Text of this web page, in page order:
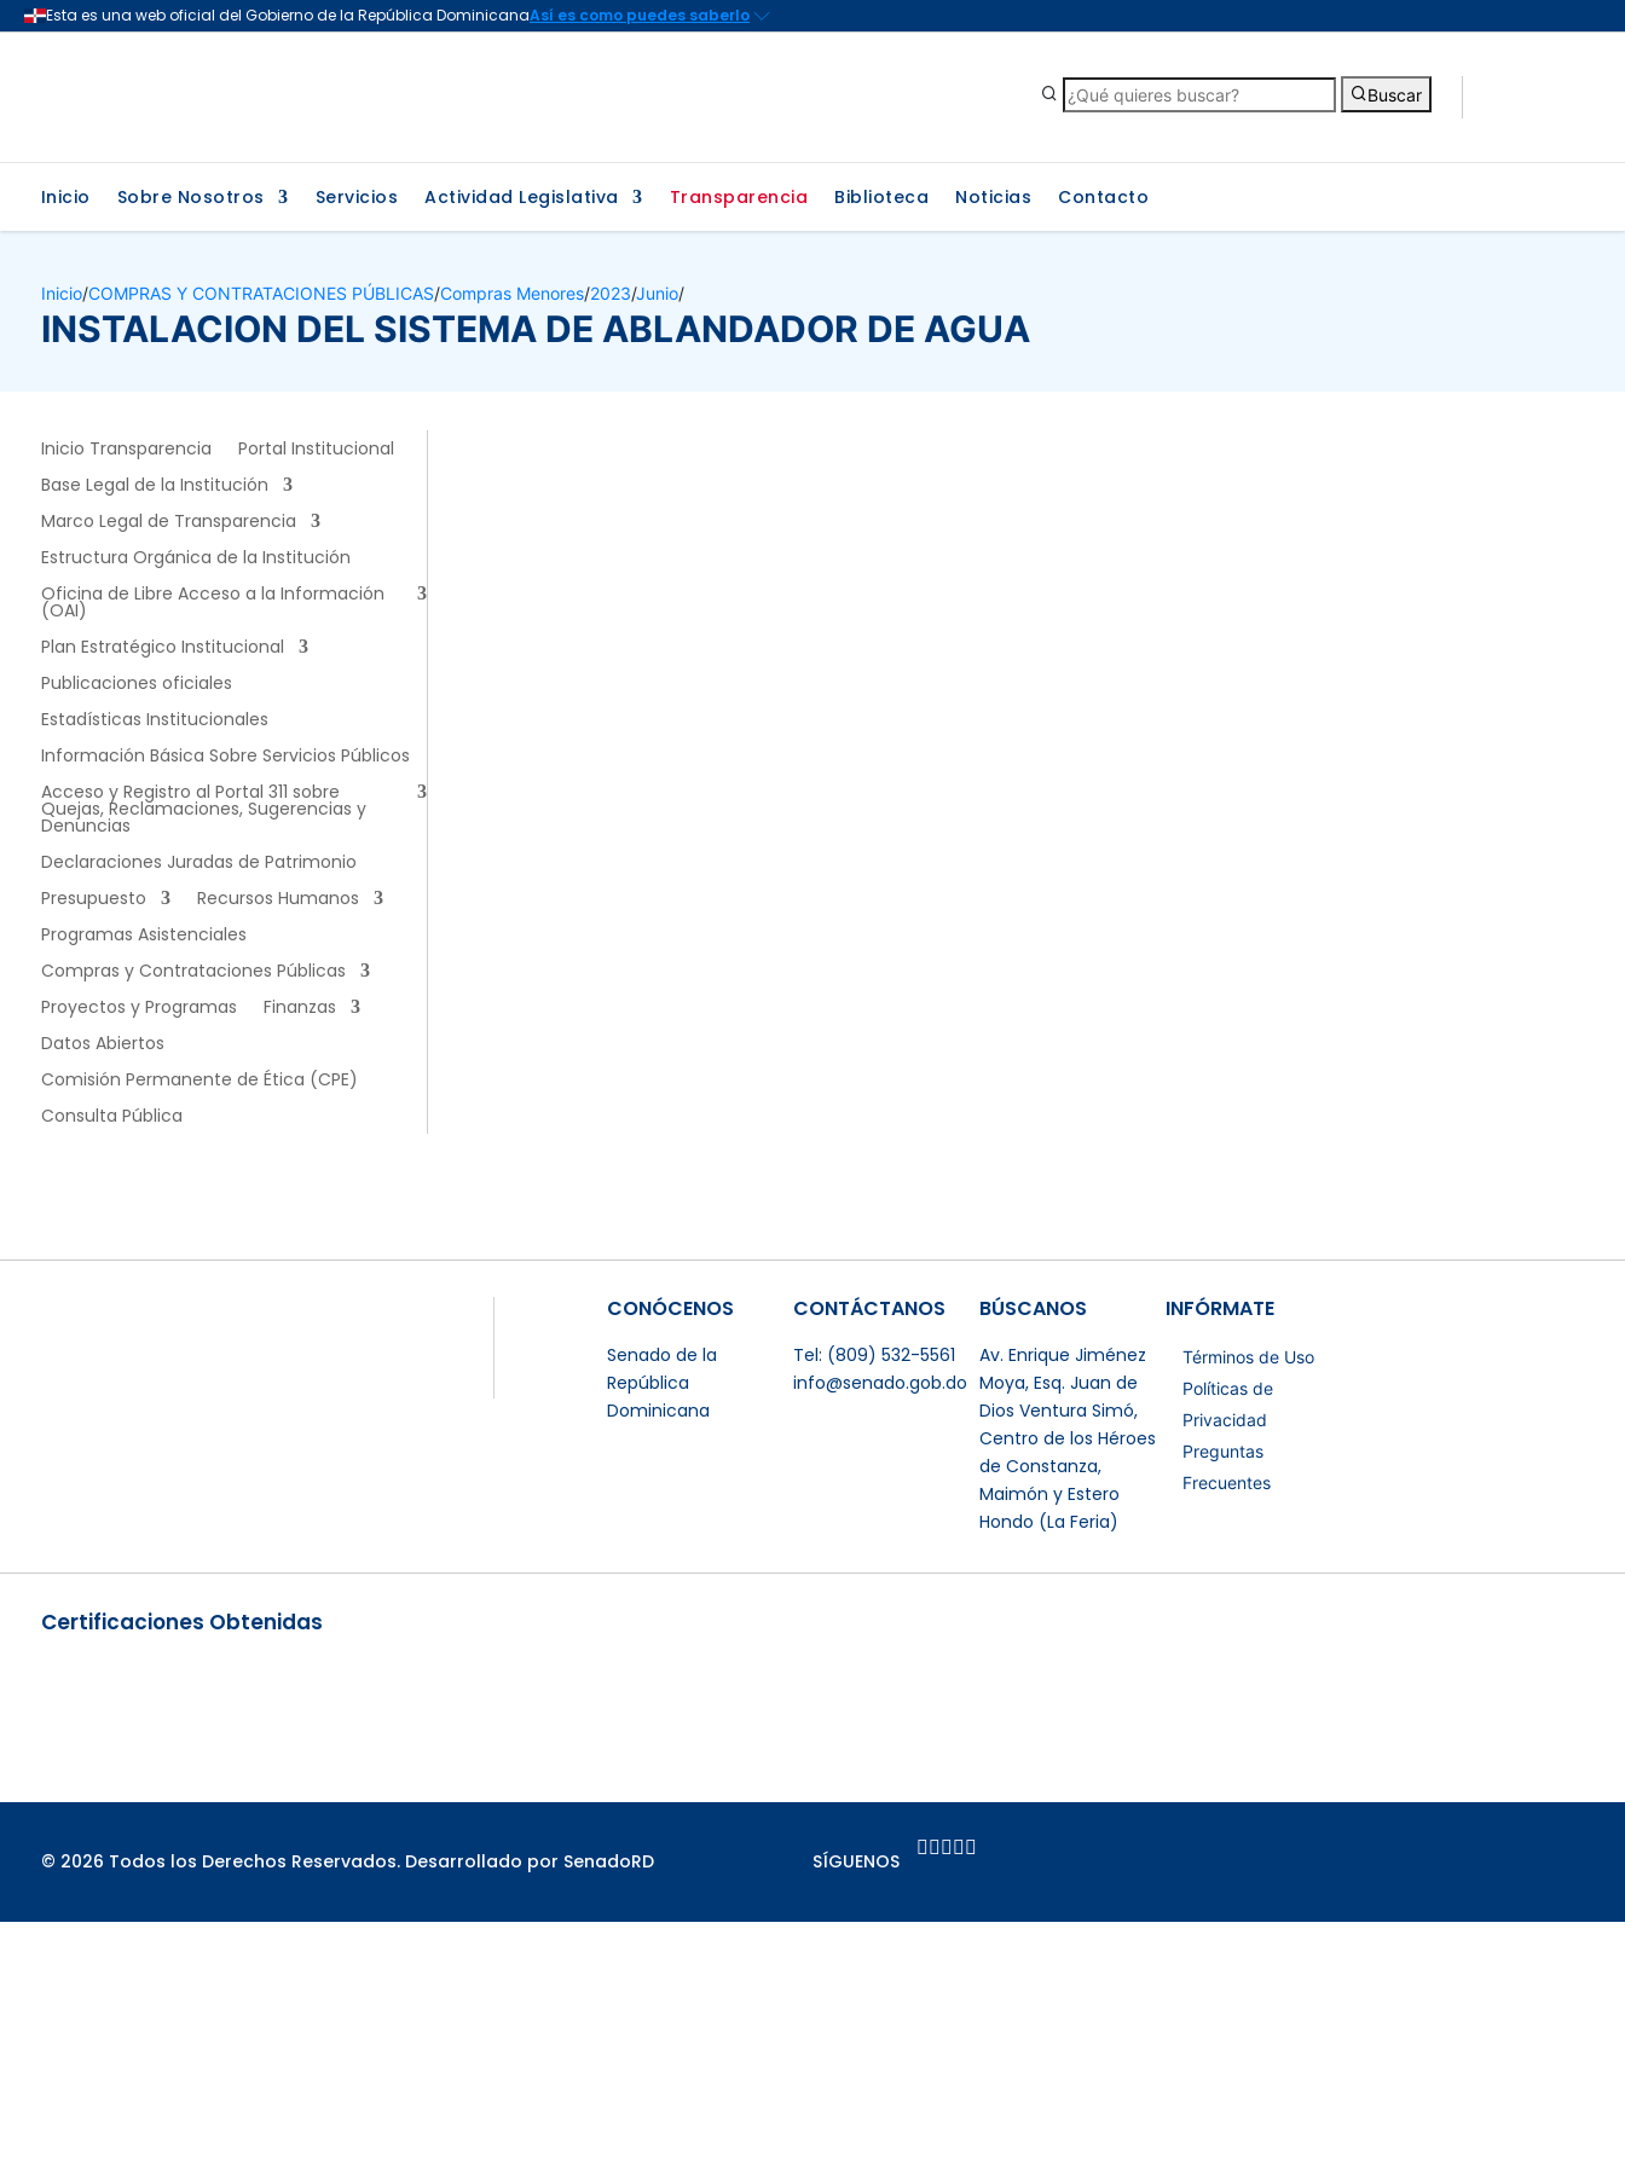
Buscar
Inicio Sobre Nosotros Servicios Actividad Legislativa Transparencia Biblioteca Noticias Contacto
Inicio/COMPRAS Y CONTRATACIONES PÚBLICAS/Compras Menores/2023/Junio/
INSTALACION DEL SISTEMA DE ABLANDADOR DE AGUA
Inicio Transparencia
Portal Institucional
Base Legal de la Institución
Marco Legal de Transparencia
Estructura Orgánica de la Institución
Oficina de Libre Acceso a la Información
(OAI)
Plan Estratégico Institucional
Publicaciones oficiales
Estadísticas Institucionales
Información Básica Sobre Servicios Públicos
Acceso y Registro al Portal 311 sobre
Quejas, Reclamaciones, Sugerencias y
Denuncias
Declaraciones Juradas de Patrimonio
Presupuesto
Recursos Humanos
Programas Asistenciales
Compras y Contrataciones Públicas
Proyectos y Programas
Finanzas
Datos Abiertos
Comisión Permanente de Ética (CPE)
Consulta Pública
CONÓCENOS
Senado de la
República
Dominicana
CONTÁCTANOS
Tel: (809) 532-5561
info@senado.gob.do
BÚSCANOS
Av. Enrique Jiménez
Moya, Esq. Juan de
Dios Ventura Simó,
Centro de los Héroes
de Constanza,
Maimón y Estero
Hondo (La Feria)
INFÓRMATE
Términos de Uso
Políticas de
Privacidad
Preguntas
Frecuentes
Certificaciones Obtenidas
© 2026 Todos los Derechos Reservados. Desarrollado por SenadoRD SÍGUENOS
    